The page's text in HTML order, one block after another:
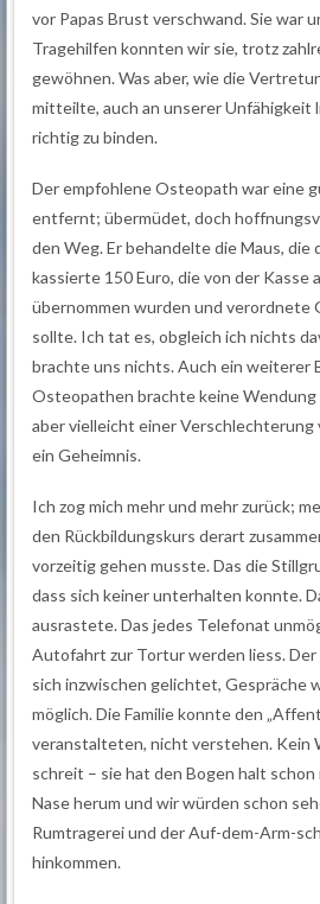
vor Papas Brust verschwand. Sie war
Tragehilfen konnten wir sie, trotz
gewöhnen. Was aber, wie die
mitteilte, auch an unserer Unfähigkeit
richtig zu binden.
Der empfohlene Osteopath war eine
entfernt; übermüdet, doch
den Weg. Er behandelte die Maus, die
kassierte 150 Euro, die von der Kasse
übernommen wurden und verordnete
sollte. Ich tat es, obgleich ich nichts
brachte uns nichts. Auch ein weiterer
Osteopathen brachte keine Wendung
aber vielleicht einer Verschlechterung
ein Geheimnis.
Ich zog mich mehr und mehr zurück;
den Rückbildungskurs derart
vorzeitig gehen musste. Das die
dass sich keiner unterhalten konnte.
ausrastete. Das jedes Telefonat
Autofahrt zur Tortur werden liess.
sich inzwischen gelichtet, Gespräche
möglich. Die Familie konnte den
veranstalteten, nicht verstehen. Kein
schreit – sie hat den Bogen halt
Nase herum und wir würden schon
Rumtragerei und der Auf-dem-Arm-
hinkommen.